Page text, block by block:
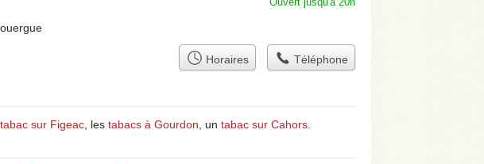
Ouvert jusqu'à 20h
Horaires Téléphone
tabac sur Figeac , les tabacs à Gourdon , un tabac sur Cahors